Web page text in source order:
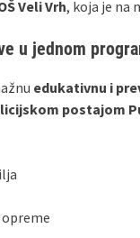
Veli Vrh, koja je na
u jednom
edukativnu i
postajom